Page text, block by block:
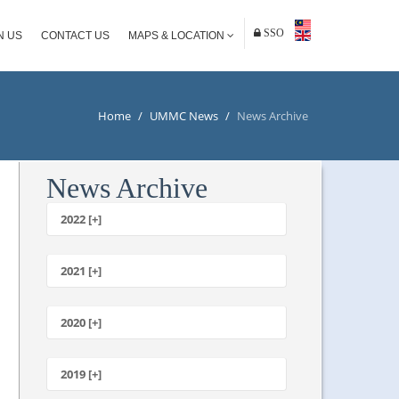
US CONTACT US MAPS & LOCATION SSO
Home / UMMC News / News Archive
News Archive
2022 [+]
2021 [+]
October
July
2020 [+]
January
2019 [+]